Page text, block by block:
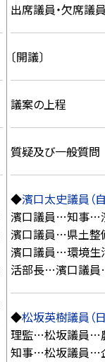
出席議員・欠席議
〔開議〕
議案の上程
質疑及び一般質問
◆濱口太史議員（
濱口議員…知事…
濱口議員…県土
濱口議員…環境
活部長…濱口議
◆松坂英樹議員（
理監…松坂議員…
知事…松坂議員…